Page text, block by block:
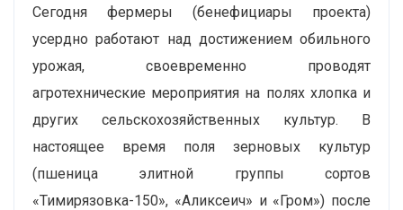
Сегодня фермеры (бенефициары проекта)
усердно работают над достижением обильного
урожая, своевременно проводят
агротехнические мероприятия на полях хлопка и
других сельскохозяйственных культур. В
настоящее время поля зерновых культур
(пшеница элитной группы сортов
«Тимирязовка-150», «Аликсеич» и «Гром») после